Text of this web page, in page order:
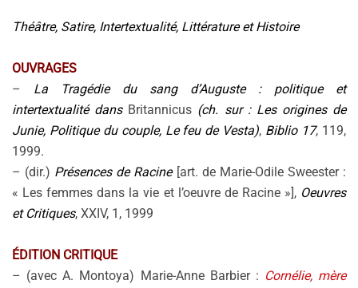
Théâtre, Satire, Intertextualité, Littérature et Histoire
OUVRAGES
– La Tragédie du sang d’Auguste : politique et
intertextualité dans Britannicus (ch. sur : Les origines de
Junie, Politique du couple, Le feu de Vesta), Biblio 17, 119,
1999.
– (dir.) Présences de Racine [art. de Marie-Odile Sweester :
« Les femmes dans la vie et l’oeuvre de Racine »], Oeuvres
et Critiques, XXIV, 1, 1999
ÉDITION CRITIQUE
– (avec A. Montoya) Marie-Anne Barbier : Cornélie, mère